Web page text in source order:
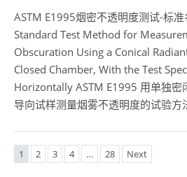
ASTM E1995烟密不透明度测试-标
Standard Test Method for
Obscuration Using a Conical
Closed Chamber, With the Test
Horizontally ASTM E1995 用单独密
导向试样测量烟雾不透明度的试验方
1 2 3 4 … 28 Next